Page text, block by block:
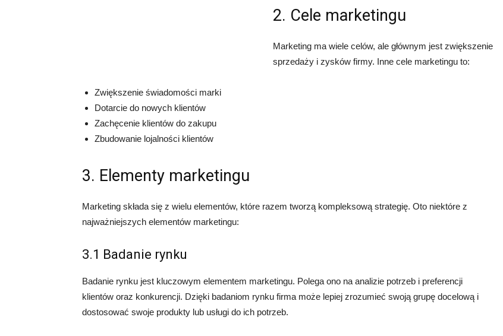
2. Cele marketingu
Marketing ma wiele celów, ale głównym jest zwiększenie
sprzedaży i zysków firmy. Inne cele marketingu to:
Zwiększenie świadomości marki
Dotarcie do nowych klientów
Zachęcenie klientów do zakupu
Zbudowanie lojalności klientów
3. Elementy marketingu
Marketing składa się z wielu elementów, które razem tworzą kompleksową strategię. Oto niektóre z
najważniejszych elementów marketingu:
3.1 Badanie rynku
Badanie rynku jest kluczowym elementem marketingu. Polega ono na analizie potrzeb i preferencji
klientów oraz konkurencji. Dzięki badaniom rynku firma może lepiej zrozumieć swoją grupę docelową i
dostosować swoje produkty lub usługi do ich potrzeb.